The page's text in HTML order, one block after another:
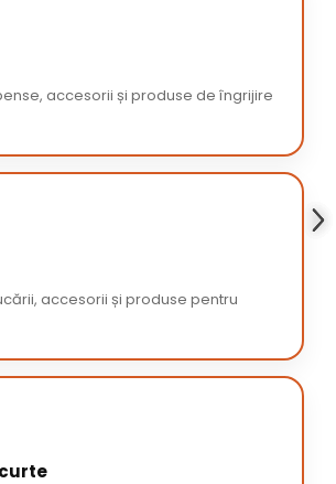
accesorii și produse de îngrijire
accesorii și produse pentru